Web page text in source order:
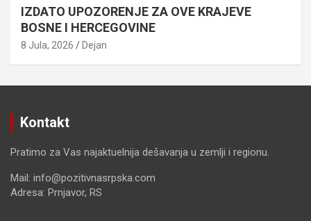
IZDATO UPOZORENJE ZA OVE KRAJEVE
BOSNE I HERCEGOVINE
8 Jula, 2026 Dejan
Kontakt
Pratimo za Vas najaktuelnija dešavanja u zemlji i regionu.
Mail: info@pozitivnasrpska.com
Adresa: Prnjavor, RS